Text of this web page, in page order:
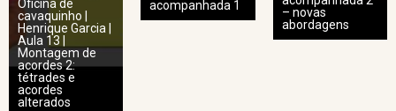
Oficina de
cavaquinho |
Henrique Garcia |
Aula 13 |
Montagem de
acordes 2:
tétrades e
acordes
alterados
acompanhada 1
– novas
abordagens